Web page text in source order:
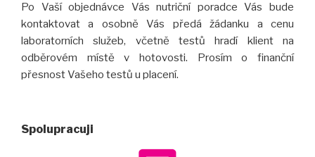
Po Vaší objednávce Vás nutriční poradce Vás bude
kontaktovat a osobně Vás předá žádanku a cenu
laboratorních služeb, včetně testů hradí klient na
odběrovém místě v hotovosti. Prosím o finanční
přesnost Vašeho testů u placení.
Spolupracuji